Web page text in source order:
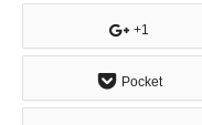
+1
Pocket